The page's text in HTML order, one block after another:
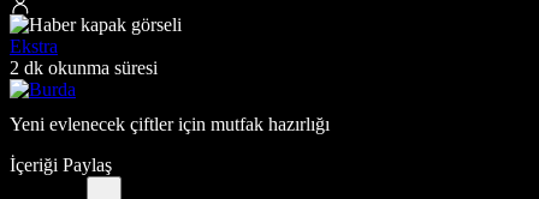
Ekstra
2 dk okunma süresi
Yeni evlenecek çiftler için mutfak hazırlığı
İçeriği Paylaş